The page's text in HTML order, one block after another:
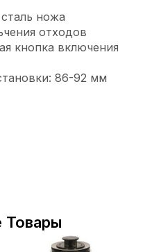
ножа
отходов
кнопка включения
86-92 мм